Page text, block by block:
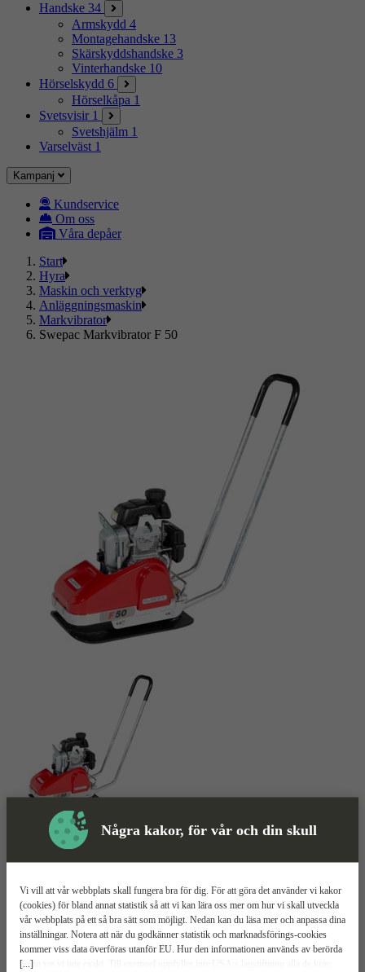
Några kakor, för vår och din skull
[...]
Vi vill att vår webbplats skall fungera bra för dig. För att göra det använder vi kakor
(cookies) för bland annat statistik så att vi kan lära oss mer om hur vi skall utveckla
vår webbplats på ett så bra sätt som möjligt. Nedan kan du läsa mer och anpassa dina
inställningar. Notera att när du godkänner statistik och marknadsförings-cookies
kommer viss data överföras utanför EU. Hur den informationen används av berörda
bolag vet vi inte exakt. Till exempel uppfyller inte USA:s lagstiftning alla de krav
Handske 34
Armskydd 4
Montagehandske 13
Skärskyddshandske 3
Vinterhandske 10
Hörselskydd 6
Hörselkåpa 1
Svetsvisir 1
Svetshjälm 1
Varselväst 1
Kampanj
Kundservice
Om oss
Våra depåer
Start
Hyra
Maskin och verktyg
Anläggningsmaskin
Markvibrator
Swepac Markvibrator F 50
Markvibrator Mer information
Swepac F 50
Får plats i en vanlig bil
Avtagbart handtag
Liten och smidig